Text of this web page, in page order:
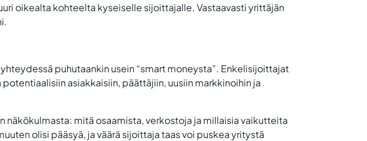
oikealta kohteelta kyseiselle sijoittajalle. Vastaavasti yrittäjän
puhutaankin usein “smart moneysta”. Enkelisijoittajat
asiakkaisiin, päättäjiin, uusiin markkinoihin ja
mitä osaamista, verkostoja ja millaisia vaikutteita
olisi pääsyä, ja väärä sijoittaja taas voi puskea yritystä